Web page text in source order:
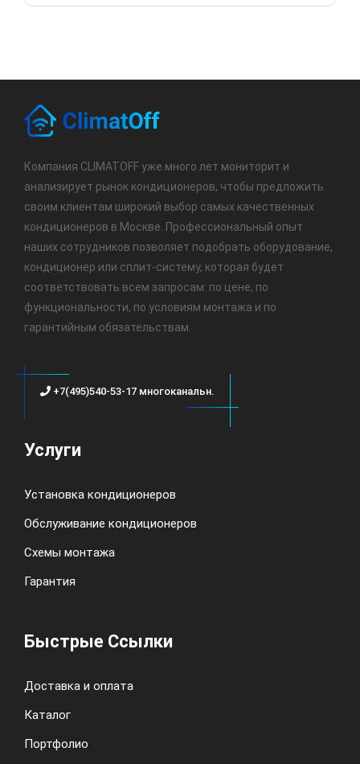
Компания CLIMATOFF уже много лет мониторит и
анализирует рынок кондиционеров, чтобы предложить
своим клиентам широкий выбор самых качественных
кондиционеров в Москве. Профессиональный опыт
наших сотрудников позволяет подобрать оборудование,
кондиционер или сплит-систему, которая будет
соответствовать всем запросам: по цене, по
функциональности, по условиям монтажа и по
гарантийным обязательствам.
+7(495)540-53-17 многоканальн.
Услуги
Установка кондиционеров
Обслуживание кондиционеров
Схемы монтажа
Гарантия
Быстрые Ссылки
Доставка и оплата
Каталог
Портфолио